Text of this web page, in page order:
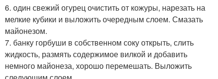
6. один свежий огурец очистить от кожуры, нарезать на
мелкие кубики и выложить очередным слоем. Смазать
майонезом.
7. банку горбуши в собственном соку открыть, слить
жидкость, размять содержимое вилкой и добавить
немного майонеза, хорошо перемешать. Выложить